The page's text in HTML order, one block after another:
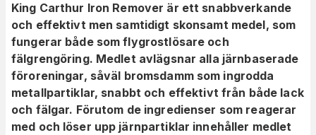
King Carthur Iron Remover är ett snabbverkande
och effektivt men samtidigt skonsamt medel, som
fungerar både som flygrostlösare och
fälgrengöring. Medlet avlägsnar alla järnbaserade
föroreningar, såväl bromsdamm som ingrodda
metallpartiklar, snabbt och effektivt från både lack
och fälgar. Förutom de ingredienser som reagerar
med och löser upp järnpartiklar innehåller medlet